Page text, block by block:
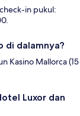
in pukul:
di dalamnya?
Kasino Mallorca (15
Luxor dan